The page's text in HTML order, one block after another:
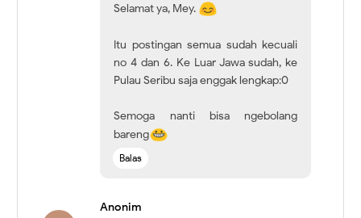
Selamat ya, Mey.
Itu postingan semua sudah kecuali
no 4 dan 6. Ke Luar Jawa sudah, ke
Pulau Seribu saja enggak lengkap:0
Semoga nanti bisa ngebolang
bareng
Balas
Anonim